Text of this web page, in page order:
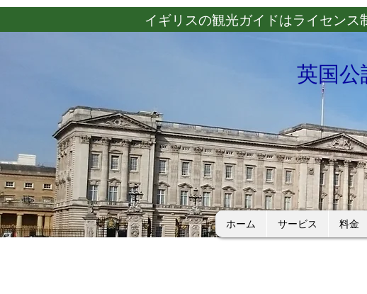
イギリスの観光ガイドはライセンス
英国
ホーム サービス 料金